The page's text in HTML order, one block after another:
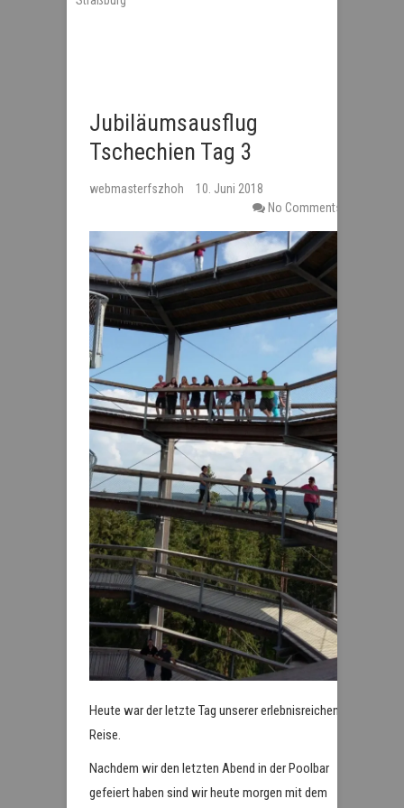
Jubiläumsausflug
Tschechien Tag 3
webmasterfszhoh
10. Juni 2018
No Comments
Heute war der letzte Tag unserer erlebnisreichen
Reise.
Nachdem wir den letzten Abend in der Poolbar
gefeiert haben sind wir heute morgen mit dem